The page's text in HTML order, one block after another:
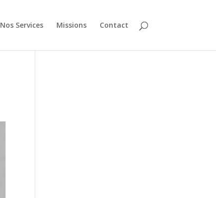
Nos Services Missions Contact